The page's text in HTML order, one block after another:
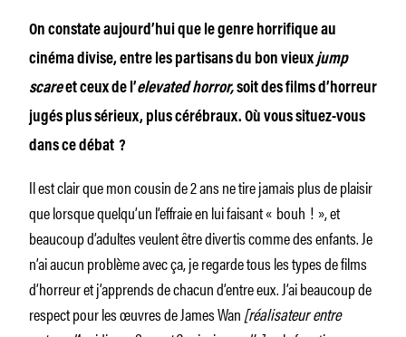
On constate aujourd’hui que le genre horrifique au
cinéma divise, entre les partisans du bon vieuxjump
scareet ceux de l’elevated horror,soit des films d’horreur
jugés plus sérieux, plus cérébraux. Où vous situez-vous
dans ce débat ?
Il est clair que mon cousin de 2 ans ne tire jamais plus de plaisir
que lorsque quelqu’un l’effraie en lui faisant « bouh ! », et
beaucoup d’adultes veulent être divertis comme des enfants. Je
n’ai aucun problème avec ça, je regarde tous les types de films
d’horreur et j’apprends de chacun d’entre eux. J’ai beaucoup de
respect pour les œuvres de James Wan[réalisateur entre